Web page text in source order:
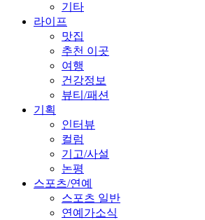
기타
라이프
맛집
추천 이곳
여행
건강정보
뷰티/패션
기획
인터뷰
컬럼
기고/사설
논평
스포츠/연예
스포츠 일반
연예가소식